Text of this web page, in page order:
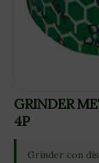
GRINDER
4P
Grinder con